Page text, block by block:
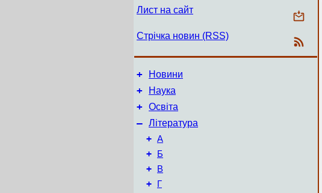
Лист на сайт
Стрічка новин (RSS)
+ Новини
+ Наука
+ Освіта
– Література
+ А
+ Б
+ В
+ Г